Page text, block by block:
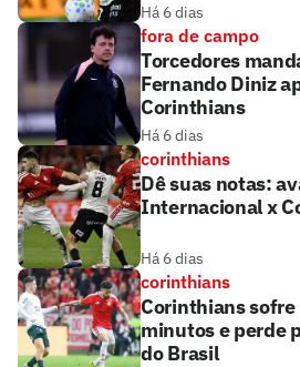
Há 6 dias
fora de campo
Torcedores
Fernando Diniz
Corinthians
Há 6 dias
corinthians
Dê suas notas:
Internacional x
Há 6 dias
corinthians
Corinthians sofre
minutos e perde
do Brasil